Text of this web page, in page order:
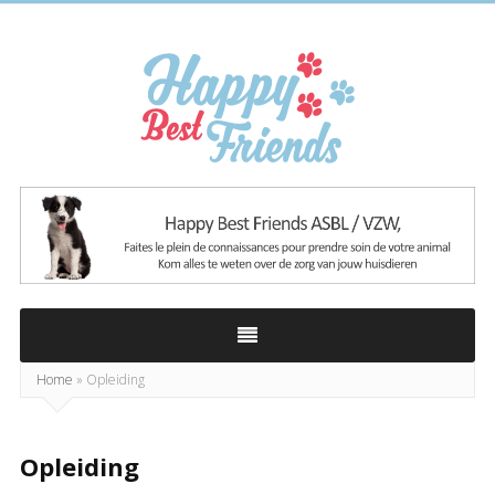
Happy
Best
Friends
Home » Opleiding
Opleiding